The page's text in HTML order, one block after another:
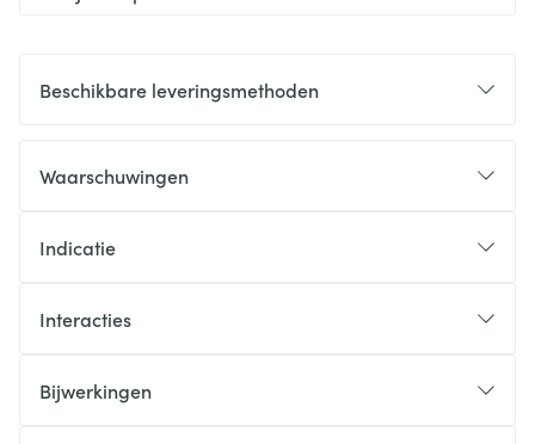
Beschikbare leveringsmethoden
Waarschuwingen
Indicatie
Interacties
Bijwerkingen